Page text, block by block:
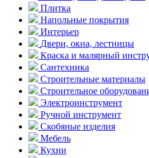
Плитка
Напольные покрытия
Интерьер
Двери, окна, лестницы
Краска и малярный
Сантехника
Строительные материалы
Строительное
Электроинструмент
Ручной инструмент
Скобяные изделия
Мебель
Кухни